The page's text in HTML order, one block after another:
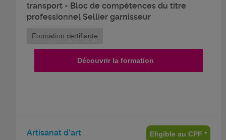
transport - Bloc de compétences du titre
professionnel Sellier garnisseur
Formation certifiante
Découvrir la formation
Artisanat d'art
Eligible au CPF *